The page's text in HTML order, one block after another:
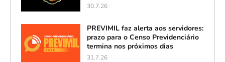
30.7.26
PREVIMIL faz alerta aos servidores:
prazo para o Censo Previdenciário
termina nos próximos dias
31.7.26